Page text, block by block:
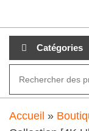
au
contenuCatégories
Accueil »